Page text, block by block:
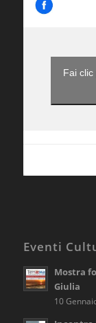
Fai
Eventi
Mostra
Giulia
10